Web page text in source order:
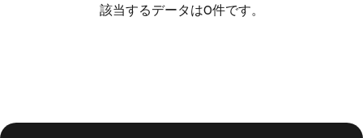
該当するデータは0件です。